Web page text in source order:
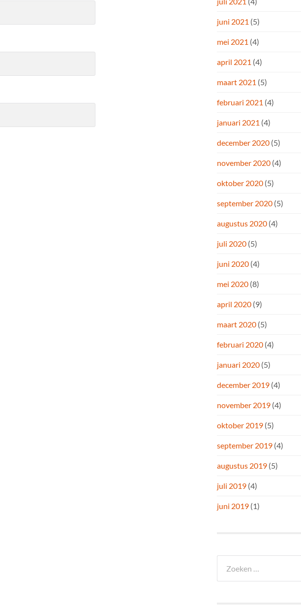
juni 2021 (5)
mei 2021 (4)
april 2021 (4)
maart 2021 (5)
februari 2021 (4)
januari 2021 (4)
december 2020 (5)
november 2020 (4)
oktober 2020 (5)
september 2020 (5)
augustus 2020 (4)
juli 2020 (5)
juni 2020 (4)
mei 2020 (8)
april 2020 (9)
maart 2020 (5)
februari 2020 (4)
januari 2020 (5)
december 2019 (4)
november 2019 (4)
oktober 2019 (5)
september 2019 (4)
augustus 2019 (5)
juli 2019 (4)
juni 2019 (1)
naar: